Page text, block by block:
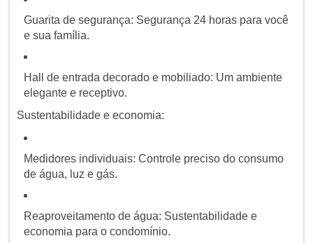
Guarita de segurança: Segurança 24 horas para você
e sua família.
Hall de entrada decorado e mobiliado: Um ambiente
elegante e receptivo.
Sustentabilidade e economia:
Medidores individuais: Controle preciso do consumo
de água, luz e gás.
Reaproveitamento de água: Sustentabilidade e
economia para o condomínio.